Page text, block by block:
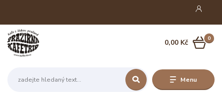
Menu
0
0,00 Kč